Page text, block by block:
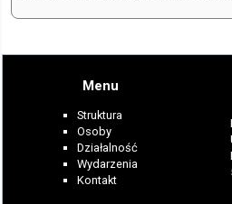
Menu
Struktura
Osoby
Działalność
Wydarzenia
Kontakt